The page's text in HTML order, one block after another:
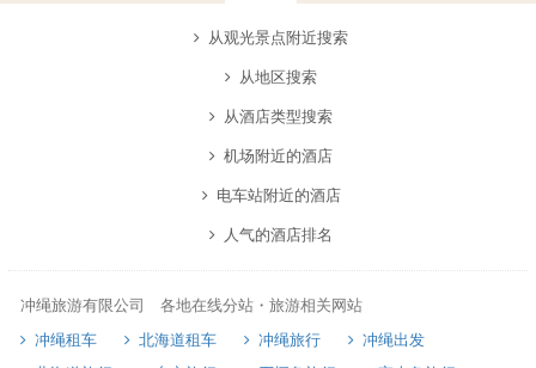
从观光景点附近搜索
从地区搜索
从酒店类型搜索
机场附近的酒店
电车站附近的酒店
人气的酒店排名
冲绳旅游有限公司 各地在线分站・旅游相关网站
冲绳租车
北海道租车 冲绳旅行
冲绳出发